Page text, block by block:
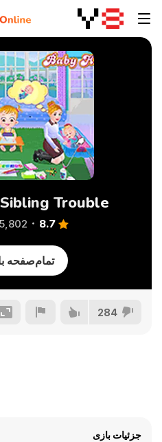
Trouble
8.7
105,802
تمام‌صفحه
284
جزئیات بازی